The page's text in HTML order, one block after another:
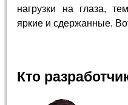
нагрузки на глаза,
яркие и сдержанные.
Кто